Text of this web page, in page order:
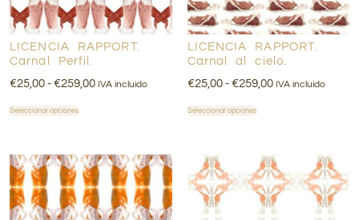
LICENCIA RAPPORT.
Carnal Perfil.
€25,00 - €259,00 IVA incluido
Seleccionar opciones
LICENCIA RAPPORT.
Carnal al cielo.
€25,00 - €259,00 IVA incluido
Seleccionar opciones